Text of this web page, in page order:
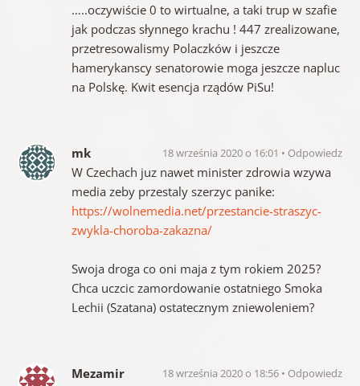
…..oczywiście 0 to wirtualne, a taki trup w szafie
jak podczas słynnego krachu ! 447 zrealizowane,
przetresowalismy Polaczków i jeszcze
hamerykanscy senatorowie moga jeszcze napluc
na Polskę. Kwit esencja rządów PiSu!
mk 18 września 2020 o 16:01 Odpowiedz
W Czechach juz nawet minister zdrowia wzywa
media zeby przestaly szerzyc panike:
https://wolnemedia.net/przestancie-straszyc-
zwykla-choroba-zakazna/
Swoja droga co oni maja z tym rokiem 2025?
Chca uczcic zamordowanie ostatniego Smoka
Lechii (Szatana) ostatecznym zniewoleniem?
Mezamir 18 września 2020 o 18:56 Odpowiedz